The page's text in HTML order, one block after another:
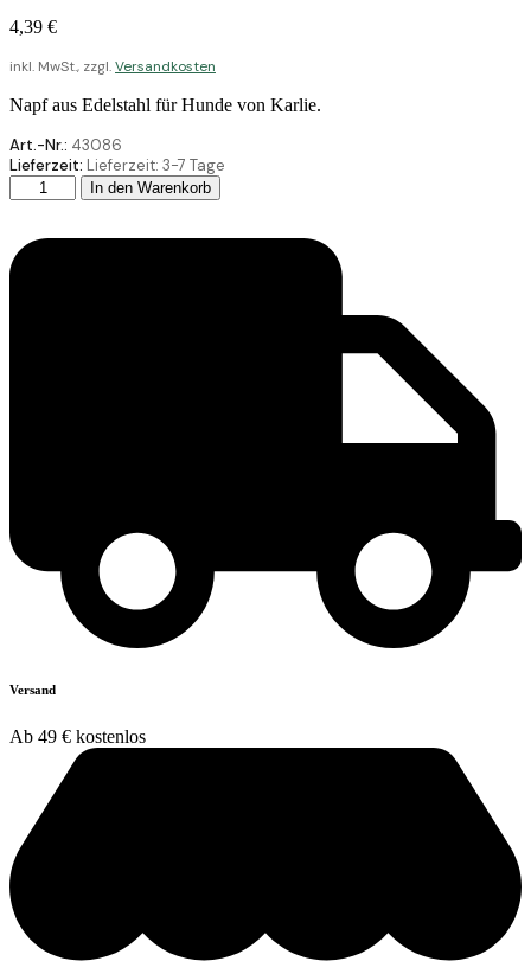
4,39 €
inkl. MwSt., zzgl.Versandkosten
Napf aus Edelstahl für Hunde von Karlie.
Art.-Nr.: 43086
Lieferzeit: Lieferzeit: 3-7 Tage
Karlie
Edelstahlnapf
500ML
13
In den Warenkorb
Versand
Ab 49 € kostenlos